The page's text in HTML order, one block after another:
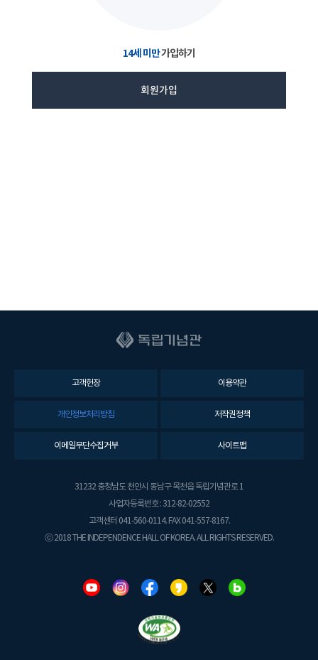
14세 미만가입하기
회원가입
고객헌장 이용약관
개인정보처리방침 저작권정책
이메일무단수집거부 사이트맵
31232 충청남도 천안시 동남구 목천읍 독립기념관로 1
사업자등록번호 : 312-82-02552
고객센터 041-560-0114. FAX 041-557-8167.
ⓒ 2018 THE INDEPENDENCE HALL OF KOREA. ALL RIGHTS RESERVED.